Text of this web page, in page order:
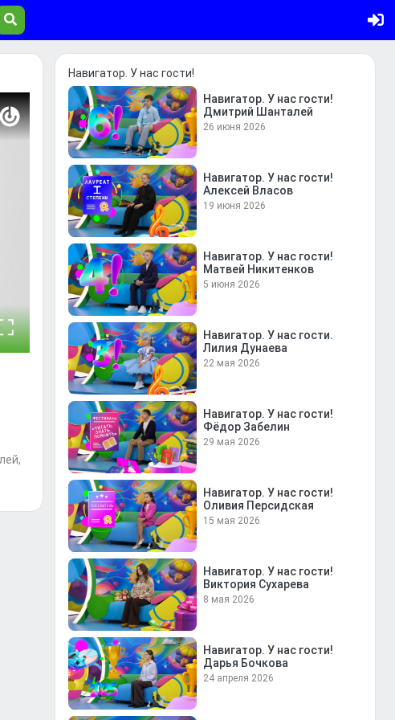
Навигатор. У нас гости!
Навигатор. У нас гости!
Дмитрий Шанталей
26 июня 2026
Навигатор. У нас гости!
Алексей Власов
19 июня 2026
Навигатор. У нас гости!
Матвей Никитенков
5 июня 2026
Навигатор. У нас гости.
Лилия Дунаева
22 мая 2026
Навигатор. У нас гости!
Фёдор Забелин
29 мая 2026
Навигатор. У нас гости!
Оливия Персидская
15 мая 2026
Навигатор. У нас гости!
Виктория Сухарева
8 мая 2026
Навигатор. У нас гости!
Дарья Бочкова
24 апреля 2026